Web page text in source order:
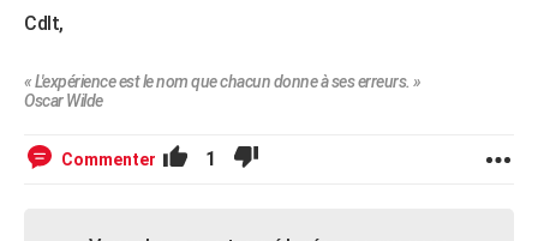
Cdlt,
« L'expérience est le nom que chacun donne à ses erreurs. »
Oscar Wilde
Commenter 1